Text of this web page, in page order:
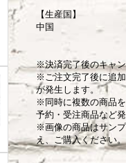
【生産国】
中国
※決済完了後のキャ
※ご注文完了後に追
が発生します。
※同時に複数の商品
予約・受注商品など
※画像の商品はサン
え、ご購入ください。